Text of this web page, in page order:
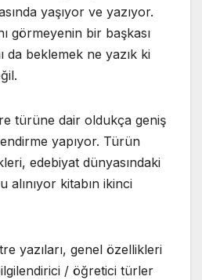
yaşıyor ve yazıyor.
görmeyenin bir başkası
da beklemek ne yazık ki
türüne dair oldukça geniş
yapıyor. Türün
edebiyat dünyasındaki
kitabın ikinci
yazıları, genel özellikleri
/ öğretici türler